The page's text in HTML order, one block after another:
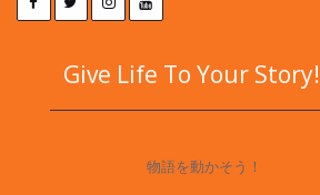
Give Life To Your Story!
物語を動かそう！